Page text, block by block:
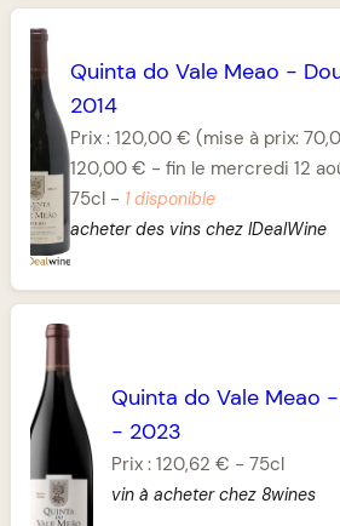
Quinta do Vale Meao -
2014
Prix : 120,00 € (mise à prix:
120,00 € - fin le mercredi 12
75cl- 1 disponible
acheter des vins chez IDealWine
Quinta do Vale Meao -
- 2023
Prix : 120,62 € - 75cl
vin à acheter chez 8wines